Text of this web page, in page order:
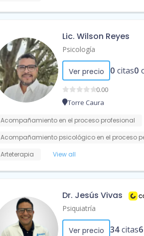
Lic. Wilson Reyes
Psicología
Ver precio 0 citas0
0.00
Torre Caura
Acompañamiento en el proceso profesional
Acompañamiento psicológico en el proceso
Arteterapia
View all
Dr. Jesús Vivas
Psiquiatría
Ver precio 34 citas6